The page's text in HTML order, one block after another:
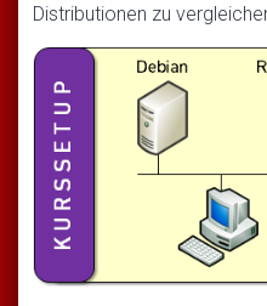
Distributionen zu